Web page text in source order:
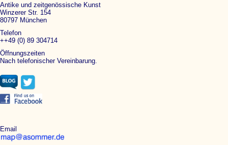
Antike und zeitgenössische Kunst
Winzerer Str. 154
80797 München
Telefon
++49 (0) 89 304714
Öffnungszeiten
Nach telefonischer Vereinbarung.
Email